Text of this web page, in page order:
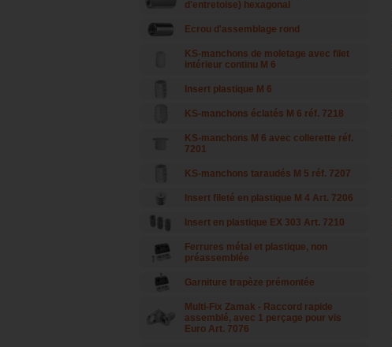
d'entretoise) hexagonal
Ecrou d'assemblage rond
KS-manchons de moletage avec filet
intérieur continu M 6
Insert plastique M 6
KS-manchons éclatés M 6 réf. 7218
KS-manchons M 6 avec collerette réf.
7201
KS-manchons taraudés M 5 réf. 7207
Insert fileté en plastique M 4 Art. 7206
Insert en plastique EX 303 Art. 7210
Ferrures métal et plastique, non
préassemblée
Garniture trapèze prémontée
Multi-Fix Zamak - Raccord rapide
assemblé, avec 1 perçage pour vis
Euro Art. 7076